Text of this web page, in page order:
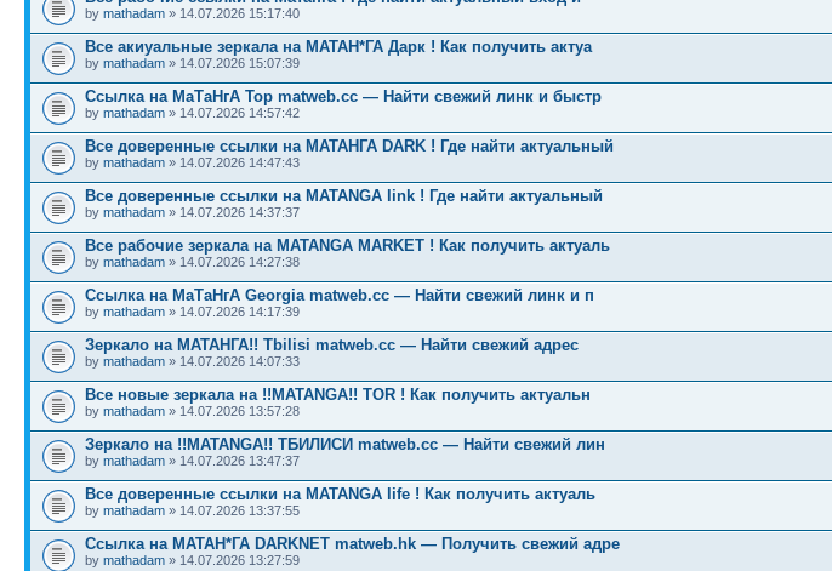
by mathadam » 14.07.2026 15:17:40
Все акиуальные зеркала на МАТАН*ГА Дарк ! Как получить актуа
by mathadam » 14.07.2026 15:07:39
Ссылка на МаТаНгА Тор matweb.cc — Найти свежий линк и быстр
by mathadam » 14.07.2026 14:57:42
Все доверенные ссылки на МАТАНГА DARK ! Где найти актуальный
by mathadam » 14.07.2026 14:47:43
Все доверенные ссылки на MATANGA link ! Где найти актуальный
by mathadam » 14.07.2026 14:37:37
Все рабочие зеркала на MATANGA MARKET ! Как получить актуаль
by mathadam » 14.07.2026 14:27:38
Ссылка на МаТаНгА Georgia matweb.cc — Найти свежий линк и п
by mathadam » 14.07.2026 14:17:39
Зеркало на МАТАНГА!! Tbilisi matweb.cc — Найти свежий адрес
by mathadam » 14.07.2026 14:07:33
Все новые зеркала на !!MATANGA!! TOR ! Как получить актуальн
by mathadam » 14.07.2026 13:57:28
Зеркало на !!MATANGA!! ТБИЛИСИ matweb.cc — Найти свежий лин
by mathadam » 14.07.2026 13:47:37
Все доверенные ссылки на MATANGA life ! Как получить актуаль
by mathadam » 14.07.2026 13:37:55
Ссылка на МАТАН*ГА DARKNET matweb.hk — Получить свежий адре
by mathadam » 14.07.2026 13:27:59